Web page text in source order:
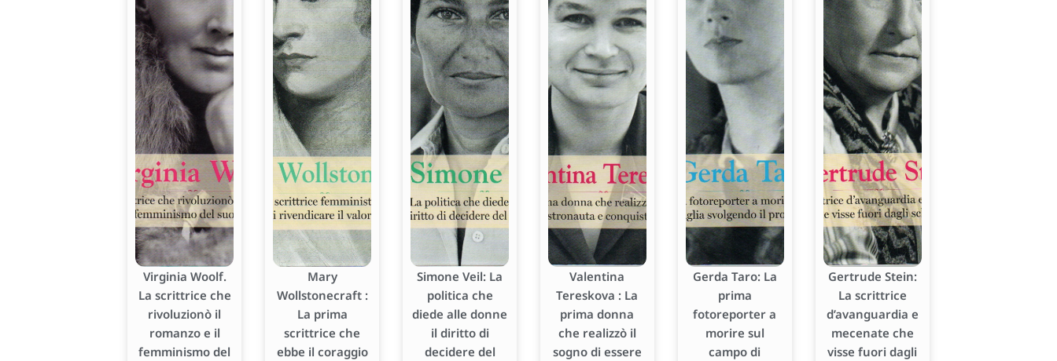
Virginia Woolf.
La scrittrice che
rivoluzionò il
romanzo e il
femminismo del
Mary
Wollstonecraft :
La prima
scrittrice che
ebbe il coraggio
Simone Veil: La
politica che
diede alle donne
il diritto di
decidere del
Valentina
Tereskova : La
prima donna
che realizzò il
sogno di essere
Gerda Taro: La
prima
fotoreporter a
morire sul
campo di
Gertrude Stein:
La scrittrice
d’avanguardia e
mecenate che
visse fuori dagli